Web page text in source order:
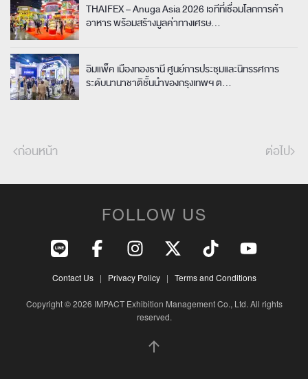
THAIFEX – Anuga Asia 2026 เวทีที่เชื่อมโลกการค้า
อาหารพร้อมสร้างมูลค่าทางเศรษ…
อิมแพ็ค เมืองทองธานี ศูนย์การประชุมและนิทรรศการ
ระดับนานาชาติชั้นนำของกรุงเทพฯ ต…
ก่อนหน้า ต่อไป
FOLLOW US
Contact Us| Privacy Policy| Terms and Conditions
Copyright © 2026 IMPACT Exhibition Management Co., Ltd. All rights
reserved.